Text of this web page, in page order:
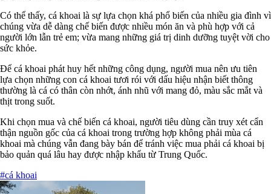
Có thể thấy, cá khoai là sự lựa chọn khá phổ biến của nhiều gia đình vì
chúng vừa dễ dàng chế biến được nhiều món ăn và phù hợp với cả
người lớn lẫn trẻ em; vừa mang những giá trị dinh dưỡng tuyệt vời cho
sức khỏe.
Để cá khoai phát huy hết những công dụng, người mua nên ưu tiên
lựa chọn những con cá khoai tươi rói với dấu hiệu nhận biết thông
thường là cá có thân còn nhớt, ánh nhũ với mang đỏ, màu sắc mắt và
thịt trong suốt.
Khi chọn mua và chế biến cá khoai, người tiêu dùng cần truy xét cẩn
thận nguồn gốc của cá khoai trong trường hợp không phải mùa cá
khoai mà chúng vẫn đang bày bán để tránh việc mua phải cá khoai bị
bảo quản quá lâu hay được nhập khẩu từ Trung Quốc.
#cá khoai